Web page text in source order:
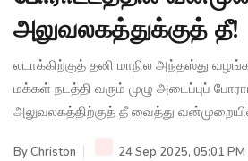
அலுவலகத்துக்குத் தீ!
லடாக்கிற்குத் தனி மாநில அந்தஸ்து
மக்கள் நடத்தி வரும் முழு அடைப்புப்
அலுவலகத்திற்குத் தீ வைத்து
ByChriston
24 Sep 2025, 05:01 PM